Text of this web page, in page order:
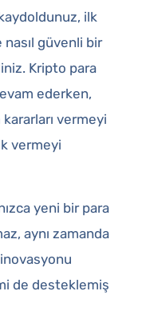
kaydoldunuz, ilk
nasıl güvenli bir
Kripto para
ederken,
kararları vermeyi
vermeyi
yeni bir para
aynı zamanda
de desteklemiş